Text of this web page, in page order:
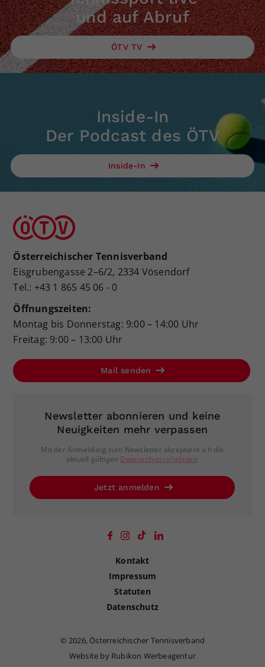
und auf Abruf
ÖTV TV
Inside-In
Der Podcast des ÖTV
Inside-In
Österreichischer Tennisverband
Eisgrubengasse 2–6/2, 2334 Vösendorf
Tel.: +43 1 865 45 06 - 0
Öffnungszeiten:
Montag bis Donnerstag: 9:00 – 14:00 Uhr
Freitag: 9:00 – 13:00 Uhr
Mail senden
Newsletter abonnieren und keine
Neuigkeiten mehr verpassen
Mit der Anmeldung zum Newsletter akzeptiere ich die
aktuell gültigen Datenschutzrichtlinien.
Jetzt anmelden
Kontakt
Impressum
Statuten
Datenschutz
©2026, Österreichischer Tennisverband
Website by Rubikon Werbeagentur